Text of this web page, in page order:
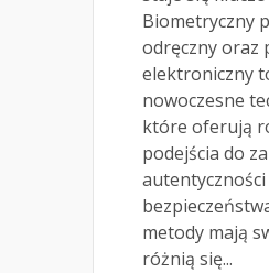
Biometryczny
odręczny oraz
elektroniczny
nowoczesne
które oferują
podejścia do
autentyczności
metody mają
różnią się...